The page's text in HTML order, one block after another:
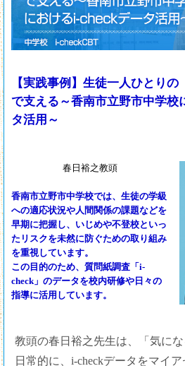
【実践事例】生徒一人ひとり
で支える～香南市立野市中学校
タ活用～
春日裕之教頭
香南市立野市中学校では、生徒の学級
への適応状況や人間関係の課題などを
早期に把握し、いじめや不登校といっ
たリスクを未然に防ぐための取り組み
を重視しています。
この目的のため、質問紙調査「i-
check」のデータを校内研修や日々の
指導に活用しています。
教頭の春日裕之先生は、「気に
日常的に、i-checkデータをマイ